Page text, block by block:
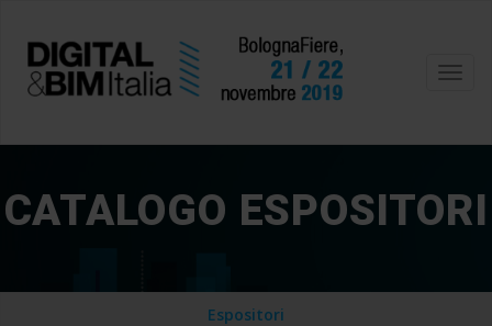
CATALOGO ESPOSITORI
Espositori